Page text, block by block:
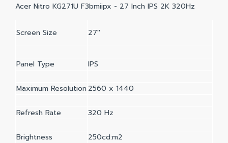
Acer Nitro KG271U F3bmiipx - 27 Inch IPS 2K 320Hz
Screen Size 27''
Panel Type IPS
Maximum Resolution2560 x 1440
Refresh Rate 320 Hz
Brightness 250cd:m2